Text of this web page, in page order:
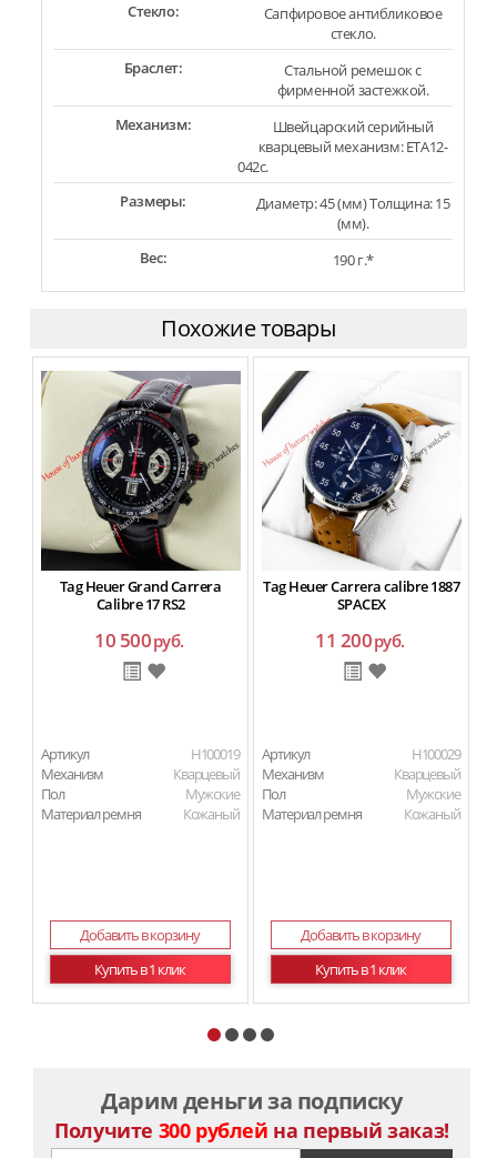
Стекло:
Сапфировое антибликовое
стекло.
Браслет:
Стальной ремешок с
фирменной застежкой.
Механизм:
Швейцарский серийный
кварцевый механизм: ETA12-
042c.
Размеры:
Диаметр: 45 (мм) Толщина: 15
(мм).
Вес:
190 г.*
Похожие товары
Tag Heuer Grand Carrera
Calibre 17 RS2
10 500руб.
Артикул
H100019
Механизм
Кварцевый
Пол
Мужские
Материал ремня
Кожаный
Добавить в корзину
Купить в 1 клик
Tag Heuer Carrera calibre 1887
SPACEX
11 200руб.
Артикул
H100029
Механизм
Кварцевый
Пол
Мужские
Материал ремня
Кожаный
Добавить в корзину
Купить в 1 клик
Дарим деньги за подписку
Получите 300 рублей на первый заказ!